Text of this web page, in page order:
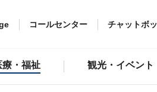
コールセンター チャットボ
療・福祉 観光・イベント